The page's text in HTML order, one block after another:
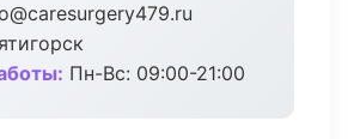
Пн-Вс: 09:00-21:00